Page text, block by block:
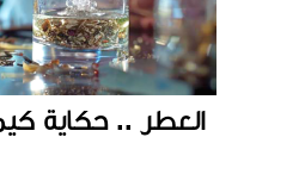
العطر .. حكاية